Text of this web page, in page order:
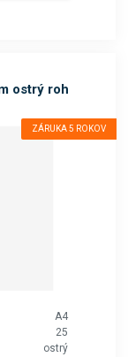
ostrý roh
ZÁRUKA 5 ROKOV
A4
25
ostrý